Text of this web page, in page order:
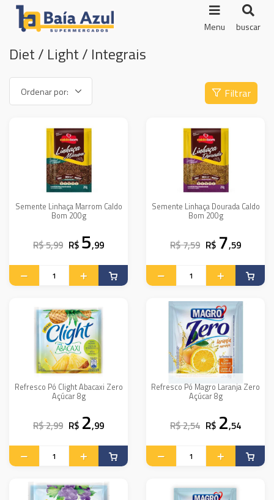
Menu buscar
Diet / Light / Integrais
Filtrar
Semente Linhaça Marrom Caldo
Bom 200g
R$ 5,99 R$ 5,99
Semente Linhaça Dourada Caldo
Bom 200g
R$ 7,59 R$ 7,59
Refresco Pó Clight Abacaxi Zero
Açúcar 8g
R$ 2,99 R$ 2,99
Refresco Pó Magro Laranja Zero
Açúcar 8g
R$ 2,54 R$ 2,54